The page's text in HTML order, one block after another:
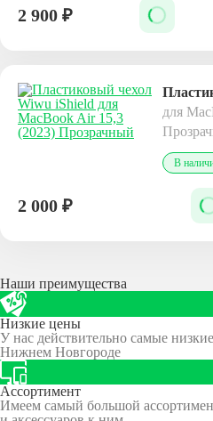
2 900 ₽
для
В
2 000 ₽
Наши преимущества
Низкие цены
У нас действительно самые
Нижнем Новгороде
Ассортимент
Имеем самый большой